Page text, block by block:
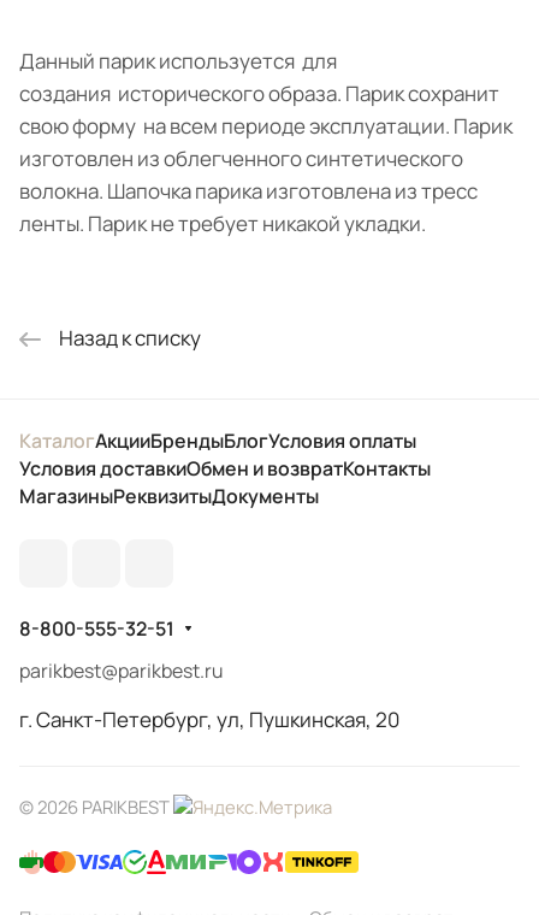
Данный парик используется для
создания исторического образа. Парик сохранит
свою форму на всем периоде эксплуатации. Парик
изготовлен из облегченного синтетического
волокна. Шапочка парика изготовлена из тресс
ленты. Парик не требует никакой укладки.
Назад к списку
КаталогАкцииБрендыБлогУсловия оплаты
Условия доставкиОбмен и возвратКонтакты
МагазиныРеквизитыДокументы
8-800-555-32-51
parikbest@parikbest.ru
г. Санкт-Петербург, ул, Пушкинская, 20
© 2026 PARIKBEST